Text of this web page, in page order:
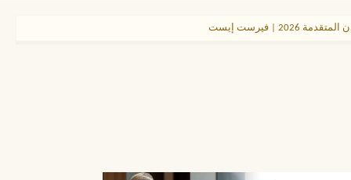
| فيرست إيست